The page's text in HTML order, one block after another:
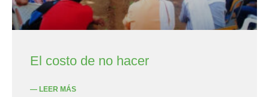
El costo de no hacer
— LEER MÁS